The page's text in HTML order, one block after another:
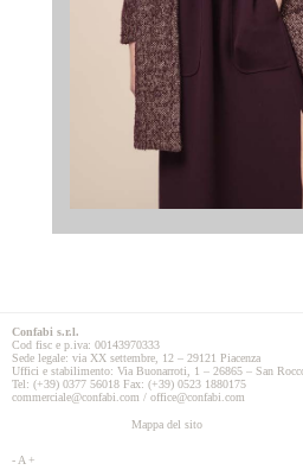
Confabi s.r.l.
Cod fisc e p.iva: 00143970333
Sede legale: via XX settembre, 12 – 29121 Piacenza
Uffici e stabilimento: Via Buonarroti, 1 – 26865 – San
Tel: (+39) 0377 56018 Fax: (+39) 0523 1880175
commerciale@confabi.com / office@confabi.com
Mappa del sito
- A +